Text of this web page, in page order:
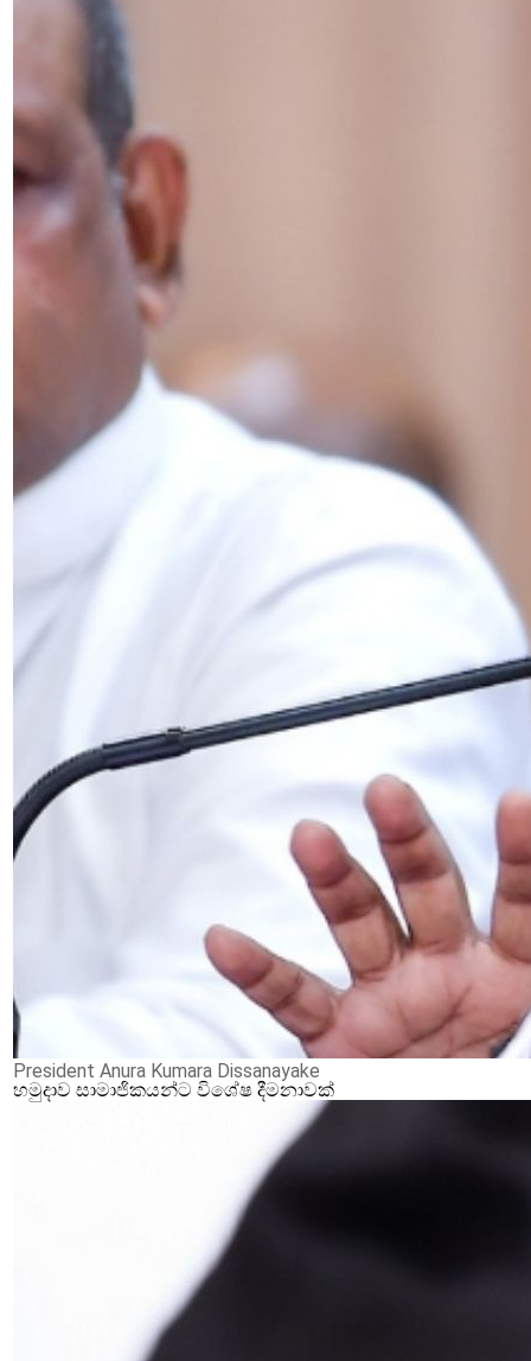
President Anura Kumara Dissanayake
හමුදාව සාමාජිකයන්ට විශේෂ දීමනාවක්